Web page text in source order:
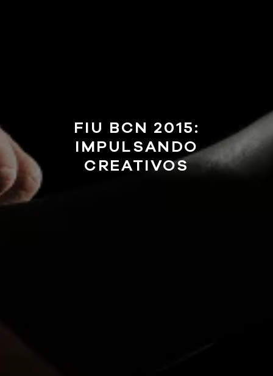
FIU BCN 2015:
IMPULSANDO
CREATIVOS